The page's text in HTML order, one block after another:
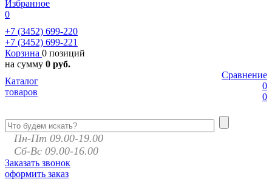
Избранное
0
+7 (3452) 699-220
+7 (3452) 699-221
Корзина 0 позиций
на сумму 0 руб.
Сравнение
0
0
Каталог
товаров
Пн-Пт 09.00-19.00
Сб-Вс 09.00-16.00
Заказать звонок
оформить заказ